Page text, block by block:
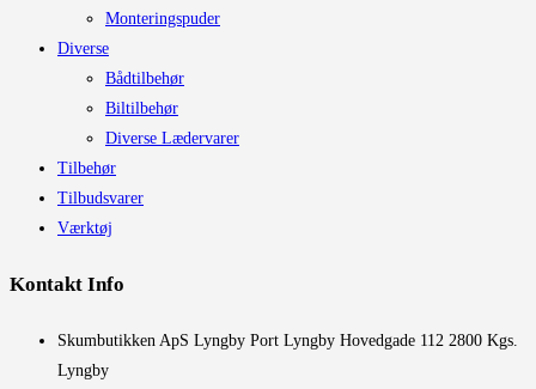
Monteringspuder
Diverse
Bådtilbehør
Biltilbehør
Diverse Lædervarer
Tilbehør
Tilbudsvarer
Værktøj
Kontakt Info
​Skumbutikken ApS Lyngby Port Lyngby Hovedgade 112 2800 Kgs.
Lyngby